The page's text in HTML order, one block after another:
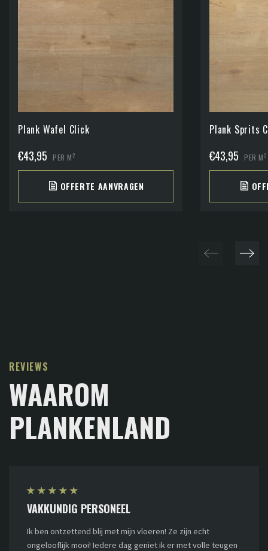
Plank Wafel Click
€43,95 PER M2
OFFERTE AANVRAGEN
Plank Sprits
€43,95 PER M2
REVIEWS
WAAROM
PLANKENLAND
★ ★ ★ ★ ★
VAKKUNDIG PERSONEEL
Ik ben ontzettend blij met mijn vloeren! Ze zijn echt
ongelooflijk mooi! Iedere dag geniet ik er met volle teugen